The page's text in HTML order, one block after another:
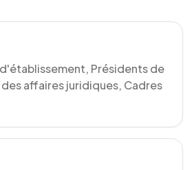
Présidents de
affaires juridiques, Cadres